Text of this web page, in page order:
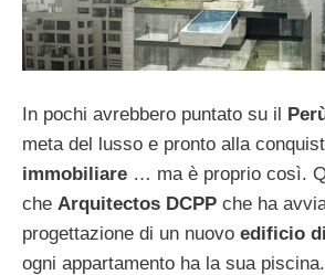
In pochi avrebbero puntato su il
meta del lusso e pronto alla
immobiliare … ma è proprio così.
che Arquitectos DCPP che ha
progettazione di un nuovo edificio
ogni appartamento ha la sua